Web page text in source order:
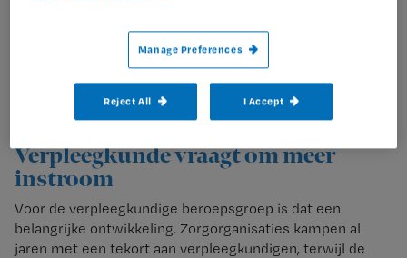
Die uitkomst is opvallend. Jarenlang werd een volledige,
traditionele opleiding gezien als de vanzelfsprekende
voor flexibelere leer- en ontwikkelpaden snel toe te
Verpleegkunde vraagt om meer
instroom
Voor de verpleegkundige beroepsgroep is dat een
belangrijke ontwikkeling. Zorgorganisaties kampen al
jaren met een tekort aan verpleegkundigen, terwijl de
Manage Preferences
Reject All I Accept